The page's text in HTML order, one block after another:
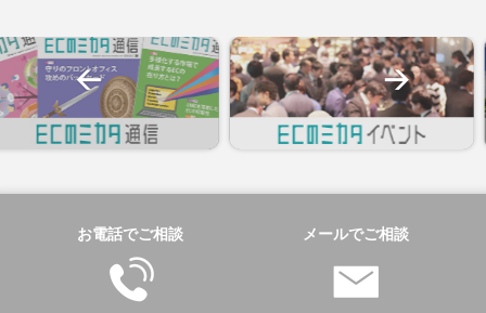
お電話でご相談 メールでご相談